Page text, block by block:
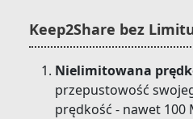
Keep2Share bez
Nielimitowana
przepustowość
prędkość - nawet 100